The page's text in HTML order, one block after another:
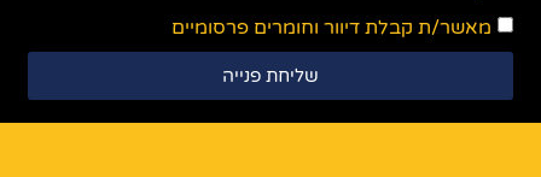
מאשר/ת קבלת דיוור וחומרים פרסומיים
שליחת פנייה